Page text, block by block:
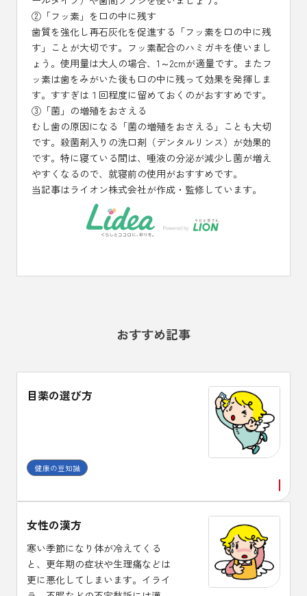
②「フッ素」を口の中に残す
歯質を強化し再石灰化を促進する「フッ素を口の中に残
す」ことが大切です。フッ素配合のハミガキを使いまし
ょう。使用量は大人の場合、1～2cmが適量です。またフ
ッ素は歯をみがいた後も口の中に残って効果を発揮しま
す。すすぎは１回程度に留めておくのがおすすめです。
③「菌」の増殖をおさえる
むし歯の原因になる「菌の増殖をおさえる」ことも大切
です。殺菌剤入りの洗口剤（デンタルリンス）が効果的
です。特に寝ている間は、唾液の分泌が減少し菌が増え
やすくなるので、就寝前の使用がおすすめです。
当記事はライオン株式会社が作成・監修しています。
おすすめ記事
目薬の選び方
健康の豆知識
女性の漢方
寒い季節になり体が冷えてくる
と、更年期の症状や生理痛などは
更に悪化してしまいます。イライ